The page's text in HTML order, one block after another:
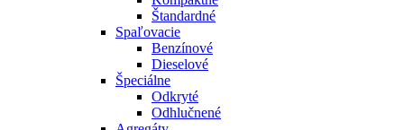
Štandardné
Spaľovacie
Benzínové
Dieselové
Špeciálne
Odkryté
Odhlučnené